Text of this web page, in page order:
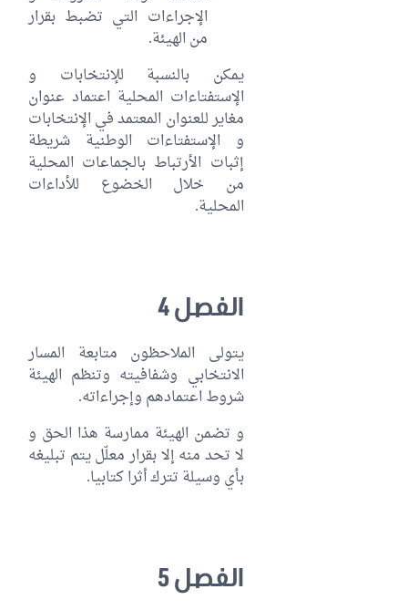
الإجراءات التي تضبط بقرار
من الهيئة.
يمكن بالنسبة للإنتخابات و
الإستفتاءات المحلية اعتماد عنوان
مغاير للعنوان المعتمد في الإنتخابات
و الإستفتاءات الوطنية شريطة
إثبات الأرتباط بالجماعات المحلية
من خلال الخضوع للأداءات
المحلية.
الفصل 4
يتولى الملاحظون متابعة المسار
الانتخابي وشفافيته وتنظم الهيئة
شروط اعتمادهم وإجراءاته.
و تضمن الهيئة ممارسة هذا الحق و
لا تحد منه إلا بقرار معلّل يتم تبليغه
بأي وسيلة تترك أثرا كتابيا.
الفصل 5